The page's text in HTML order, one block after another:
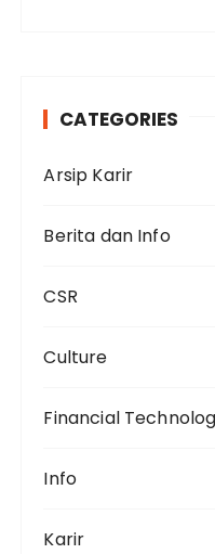
CATEGORIES
Arsip Karir
Berita dan Info
CSR
Culture
Financial
Info
Karir